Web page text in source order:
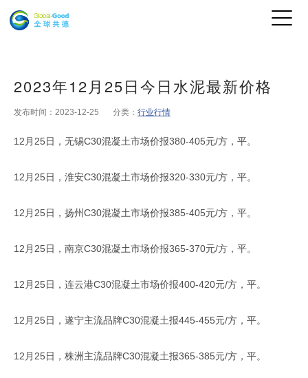
2023年12月25日今日水泥最新价格
发布时间：2023-12-25 分类： 行业行情
12月25日，无锡C30混凝土市场价报380-405元/方，平。
12月25日，淮安C30混凝土市场价报320-330元/方，平。
12月25日，扬州C30混凝土市场价报385-405元/方，平。
12月25日，南京C30混凝土市场价报365-370元/方，平。
12月25日，连云港C30混凝土市场价报400-420元/方，平。
12月25日，遂宁主流品牌C30混凝土报445-455元/方，平。
12月25日，株洲主流品牌C30混凝土报365-385元/方，平。